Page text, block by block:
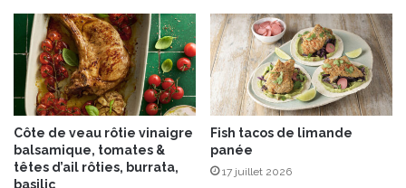
Côte de veau rôtie vinaigre
balsamique, tomates &
têtes d’ail rôties, burrata,
basilic
Fish tacos de limande
panée
17 juillet 2026